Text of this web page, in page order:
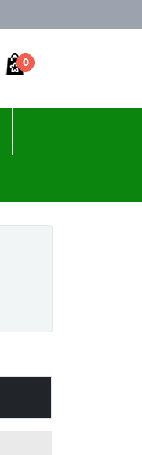
0